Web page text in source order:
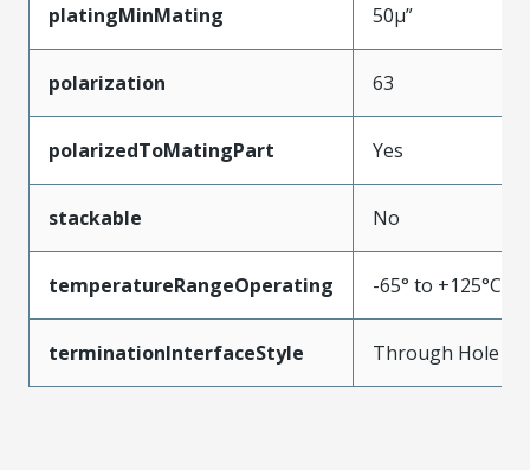
platingMinMating 50µ”
polarization 63
polarizedToMatingPart Yes
stackable No
temperatureRangeOperating -65° to +125°C
terminationInterfaceStyle Through Hole